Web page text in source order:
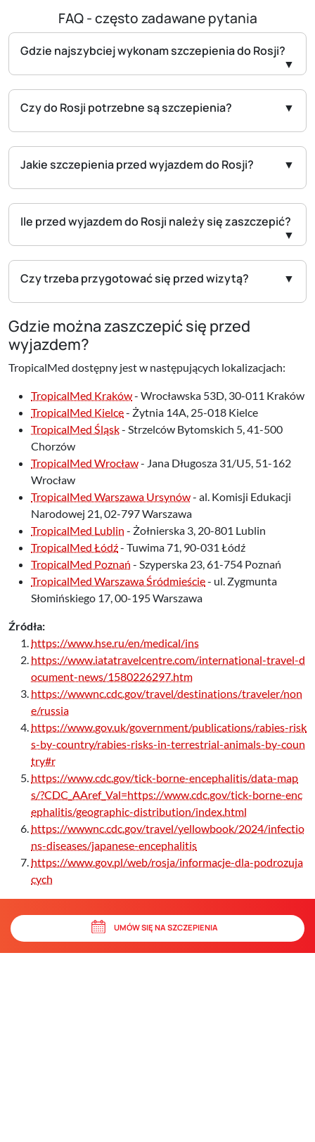
FAQ - często zadawane pytania
Gdzie najszybciej wykonam szczepienia do Rosji?
Czy do Rosji potrzebne są szczepienia?
Jakie szczepienia przed wyjazdem do Rosji?
Ile przed wyjazdem do Rosji należy się zaszczepić?
Czy trzeba przygotować się przed wizytą?
Gdzie można zaszczepić się przed
wyjazdem?
TropicalMed dostępny jest w następujących lokalizacjach:
TropicalMed Kraków- Wrocławska 53D, 30-011 Kraków
TropicalMed Kielce- Żytnia 14A, 25-018 Kielce
TropicalMed Śląsk- Strzelców Bytomskich 5, 41-500
Chorzów
TropicalMed Wrocław- Jana Długosza 31/U5, 51-162
Wrocław
TropicalMed Warszawa Ursynów- al. Komisji Edukacji
Narodowej 21, 02-797 Warszawa
TropicalMed Lublin - Żołnierska 3, 20-801 Lublin
TropicalMed Łódź- Tuwima 71, 90-031 Łódź
TropicalMed Poznań - Szyperska 23, 61-754 Poznań
TropicalMed Warszawa Śródmieście- ul. Zygmunta
Słomińskiego 17, 00-195 Warszawa
Źródła:
https://www.hse.ru/en/medical/ins
https://www.iatatravelcentre.com/international-travel-d
ocument-news/1580226297.htm
https://wwwnc.cdc.gov/travel/destinations/traveler/non
e/russia
https://www.gov.uk/government/publications/rabies-risk
s-by-country/rabies-risks-in-terrestrial-animals-by-coun
try#r
https://www.cdc.gov/tick-borne-encephalitis/data-map
s/?CDC_AAref_Val=https://www.cdc.gov/tick-borne-enc
ephalitis/geographic-distribution/index.html
https://wwwnc.cdc.gov/travel/yellowbook/2024/infectio
ns-diseases/japanese-encephalitis
https://www.gov.pl/web/rosja/informacje-dla-podrozuja
cych
UMÓW SIĘ NA SZCZEPIENIA